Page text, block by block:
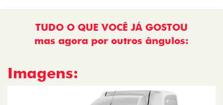
TUDO O QUE VOCÊ JÁ GOSTOU
mas agora por outros ângulos:
Imagens: